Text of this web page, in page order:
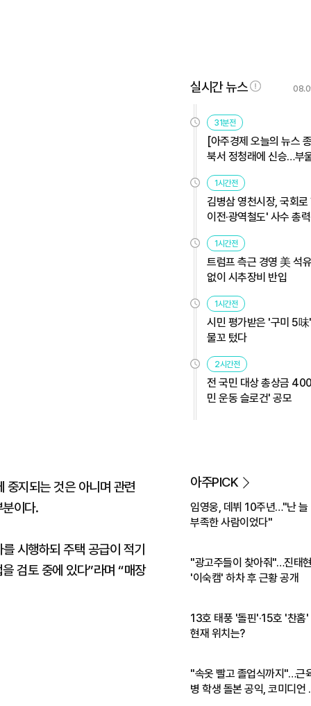
중지되는 것은 아니며 관련
이다.
시행하되 주택 공급이 적기
검토 중에 있다”라며 “매장
실시간 뉴스
31분전
[아주경제 오늘의 뉴스
북서 정청래에 신승…부
었다 外
1시간전
김병삼 영천시장, 국회
이전·광역철도' 사수 총
1시간전
트럼프 측근 경영 美 석
없이 시추장비 반입
1시간전
시민 평가받은 '구미 5
물꼬 텄다
2시간전
전 국민 대상 총상금
민 운동 슬로건' 공모
아주PICK
임영웅, 데뷔 10주년…"난 늘
부족한 사람이었다"
"광고주들이 찾아줘"…진태
'이숙캠' 하차 후 근황 공개
13호 태풍 '돌핀'·15호 '찬홈'
현재 위치는?
"속옷 빨고 졸업식까지"…근
병 학생 돌본 공익, 코미디언